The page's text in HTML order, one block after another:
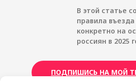
В этой статье
правила
конкретно на
россиян в 2025
ПОДПИШИСЬ НА МОЙ